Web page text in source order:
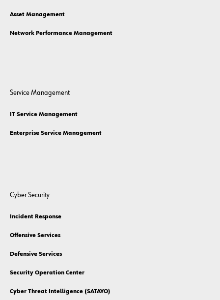
Asset Management
Network Performance Management
Service Management
IT Service Management
Enterprise Service Management
Cyber Security
Incident Response
Offensive Services
Defensive Services
Security Operation Center
Cyber Threat Intelligence (SATAYO)